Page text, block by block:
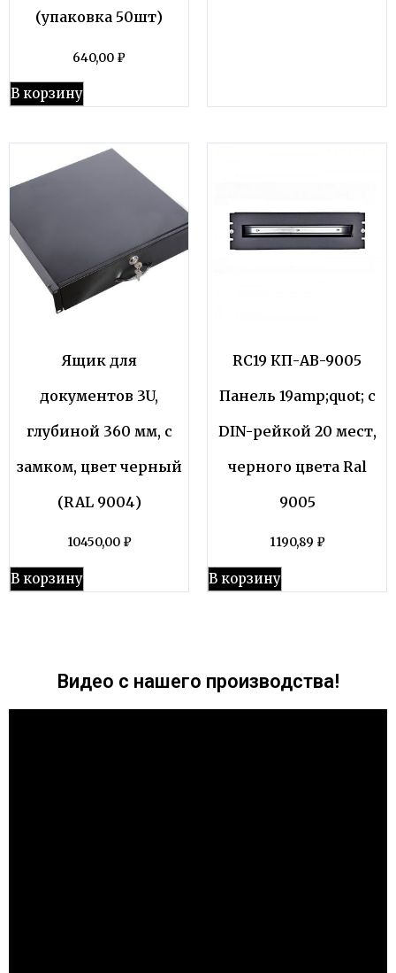
(упаковка 50шт)
640,00 ₽
В корзину
Ящик для
документов 3U,
глубиной 360 мм, с
замком, цвет черный
(RAL 9004)
10450,00 ₽
В корзину
RC19 КП-АВ-9005
Панель 19amp;quot; с
DIN-рейкой 20 мест,
черного цвета Ral
9005
1190,89 ₽
В корзину
Видео с нашего производства!